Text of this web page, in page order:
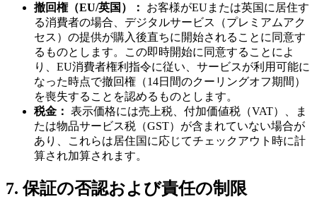
撤回権（EU/英国）：
お客様がEUまたは英国に居住す
る消費者の場合、デジタルサービス（プレミアムアク
セス）の提供が購入後直ちに開始されることに同意す
るものとします。この即時開始に同意することによ
り、EU消費者権利指令に従い、サービスが利用可能に
なった時点で撤回権（14日間のクーリングオフ期間）
を喪失することを認めるものとします。
税金： 表示価格には売上税、付加価値税（VAT）、ま
たは物品サービス税（GST）が含まれていない場合が
あり、これらは居住国に応じてチェックアウト時に計
算され加算されます。
7. 保証の否認および責任の制限